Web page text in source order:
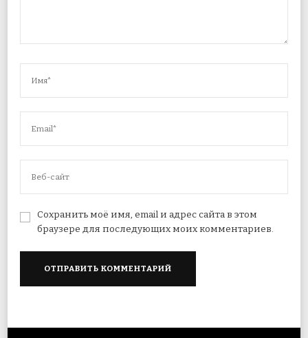
Сохранить моё имя, email и адрес сайта в этом
браузере для последующих моих комментариев.